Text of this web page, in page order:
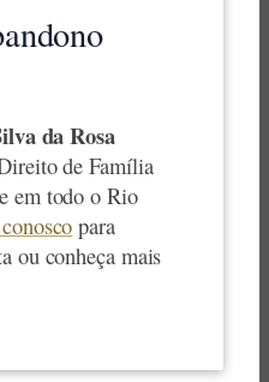
da Rosa
de Família
em todo o Rio
para
ou conheça mais